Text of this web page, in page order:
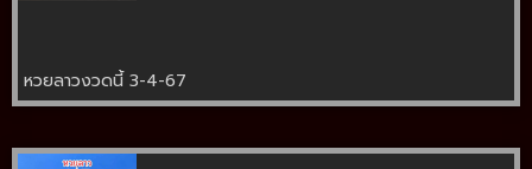
หวยลาวงวดนี้ 3-4-67